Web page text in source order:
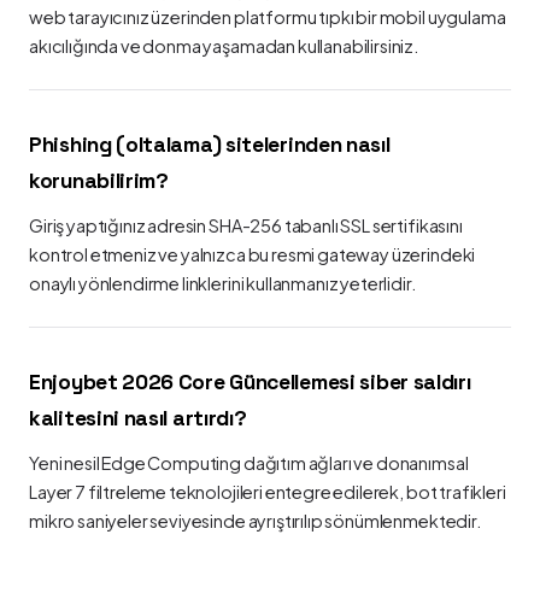
web tarayıcınız üzerinden platformu tıpkı bir mobil uygulama
akıcılığında ve donma yaşamadan kullanabilirsiniz.
Phishing (oltalama) sitelerinden nasıl
korunabilirim?
Giriş yaptığınız adresin SHA-256 tabanlı SSL sertifikasını
kontrol etmeniz ve yalnızca bu resmi gateway üzerindeki
onaylı yönlendirme linklerini kullanmanız yeterlidir.
Enjoybet 2026 Core Güncellemesi siber saldırı
kalitesini nasıl artırdı?
Yeni nesil Edge Computing dağıtım ağları ve donanımsal
Layer 7 filtreleme teknolojileri entegre edilerek, bot trafikleri
mikro saniyeler seviyesinde ayrıştırılıp sönümlenmektedir.